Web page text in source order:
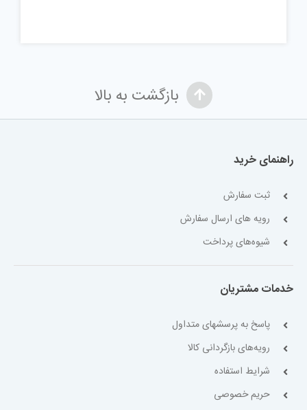
بازگشت به بالا
راهنمای خرید
ثبت سفارش
رویه های ارسال سفارش
شیوه‌های پرداخت
خدمات مشتریان
پاسخ به پرسشهای متداول
رویه‌های بازگردانی کالا
شرایط استفاده
حریم خصوصی